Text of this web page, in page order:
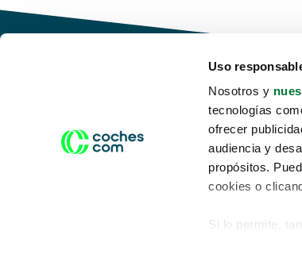
Uso
Nosotros y
tecnologías
ofrecer
audiencia y
propósitos.
cookies o
Si lo permite,
Conduce tu futuro,
desata tu movilidad